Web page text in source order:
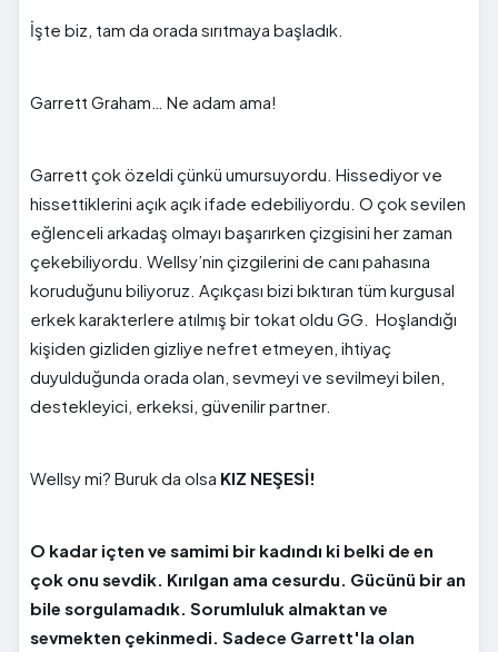
İşte biz, tam da orada sırıtmaya başladık.
Garrett Graham… Ne adam ama!
Garrett çok özeldi çünkü umursuyordu. Hissediyor ve
hissettiklerini açık açık ifade edebiliyordu. O çok sevilen
eğlenceli arkadaş olmayı başarırken çizgisini her zaman
çekebiliyordu. Wellsy’nin çizgilerini de canı pahasına
koruduğunu biliyoruz. Açıkçası bizi bıktıran tüm kurgusal
erkek karakterlere atılmış bir tokat oldu GG. Hoşlandığı
kişiden gizliden gizliye nefret etmeyen, ihtiyaç
duyulduğunda orada olan, sevmeyi ve sevilmeyi bilen,
destekleyici, erkeksi, güvenilir partner.
Wellsy mi? Buruk da olsa KIZ NEŞESİ!
O kadar içten ve samimi bir kadındı ki belki de en
çok onu sevdik. Kırılgan ama cesurdu. Gücünü bir an
bile sorgulamadık. Sorumluluk almaktan ve
sevmekten çekinmedi. Sadece Garrett'la olan